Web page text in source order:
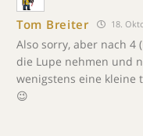
Tom Breiter 18.
Also sorry, aber nach 4
die Lupe nehmen und
wenigstens eine kleine
😉